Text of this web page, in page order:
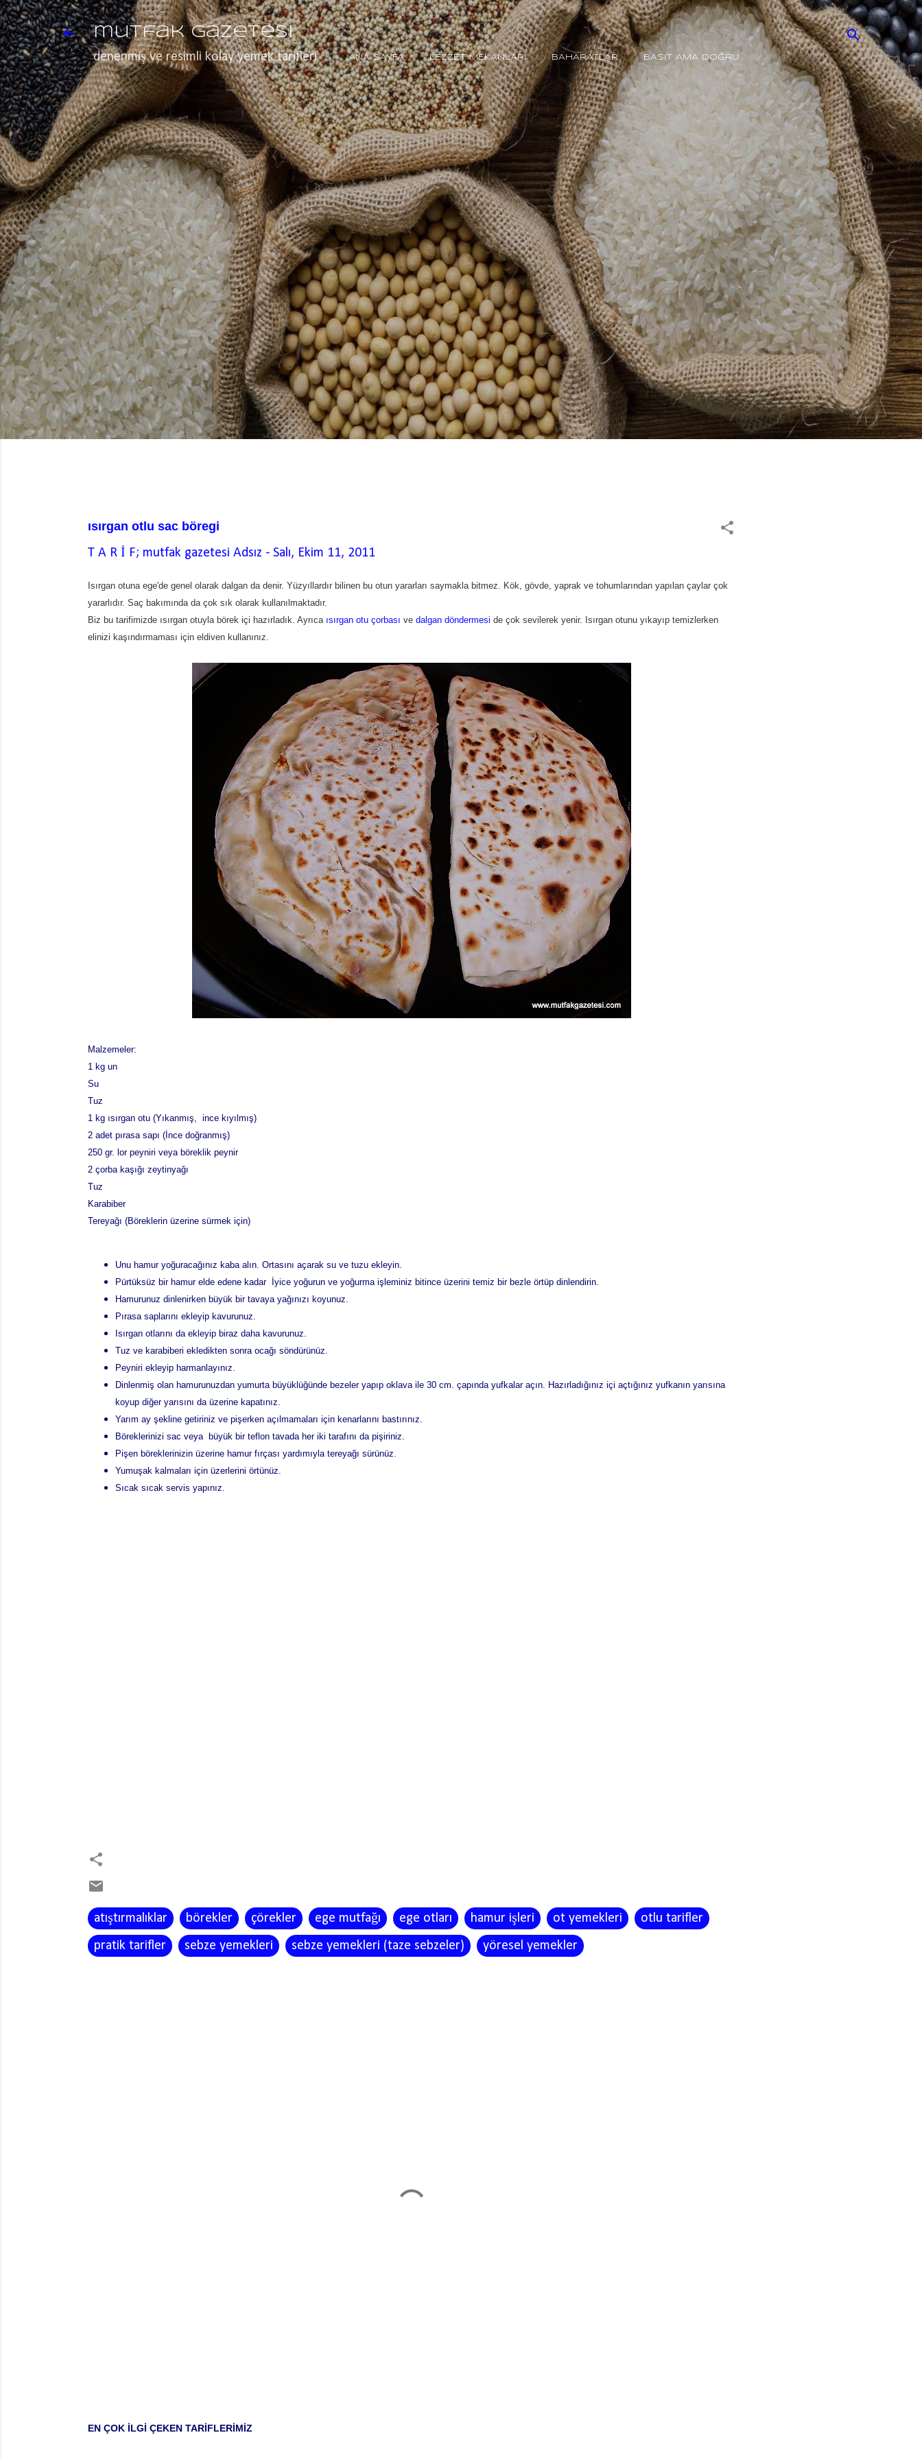
Ana içeriğe atla
mutfak gazetesi
denenmiş ve resimli kolay yemek tarifleri ANA SAYFA LEZZET MEKANLARI BAHARATLAR BASIT AMA DOĞRU
ısırgan otlu sac böregi
T A R İ F; mutfak gazetesi Adsız - Salı, Ekim 11, 2011
Isırgan otuna ege'de genel olarak dalgan da denir. Yüzyıllardır bilinen bu otun yararları saymakla bitmez. Kök, gövde, yaprak ve tohumlarından yapılan çaylar çok
yararlıdır. Saç bakımında da çok sık olarak kullanılmaktadır.
Biz bu tarifimizde ısırgan otuyla börek içi hazırladık. Ayrıca ısırgan otu çorbası ve dalgan döndermesi de çok sevilerek yenir. Isırgan otunu yıkayıp temizlerken
elinizi kaşındırmaması için eldiven kullanınız.
Malzemeler:
1 kg un
Su
Tuz
1 kg ısırgan otu (Yıkanmış, ince kıyılmış)
2 adet pırasa sapı (İnce doğranmış)
250 gr. lor peyniri veya böreklik peynir
2 çorba kaşığı zeytinyağı
Tuz
Karabiber
Tereyağı (Böreklerin üzerine sürmek için)
Unu hamur yoğuracağınız kaba alın. Ortasını açarak su ve tuzu ekleyin.
Pürtüksüz bir hamur elde edene kadar İyice yoğurun ve yoğurma işleminiz bitince üzerini temiz bir bezle örtüp dinlendirin.
Hamurunuz dinlenirken büyük bir tavaya yağınızı koyunuz.
Pırasa saplarını ekleyip kavurunuz.
Isırgan otlarını da ekleyip biraz daha kavurunuz.
Tuz ve karabiberi ekledikten sonra ocağı söndürünüz.
Peyniri ekleyip harmanlayınız.
Dinlenmiş olan hamurunuzdan yumurta büyüklüğünde bezeler yapıp oklava ile 30 cm. çapında yufkalar açın. Hazırladığınız içi açtığınız yufkanın yarısına
koyup diğer yarısını da üzerine kapatınız.
Yarım ay şekline getiriniz ve pişerken açılmamaları için kenarlarını bastırınız.
Böreklerinizi sac veya büyük bir teflon tavada her iki tarafını da pişiriniz.
Pişen böreklerinizin üzerine hamur fırçası yardımıyla tereyağı sürünüz.
Yumuşak kalmaları için üzerlerini örtünüz.
Sıcak sıcak servis yapınız.
atıştırmalıklar börekler çörekler ege mutfağı ege otları hamur işleri ot yemekleri
otlu tarifler
pratik tarifler
sebze yemekleri sebze yemekleri (taze sebzeler) yöresel yemekler
EN ÇOK İLGİ ÇEKEN TARİFLERİMİZ